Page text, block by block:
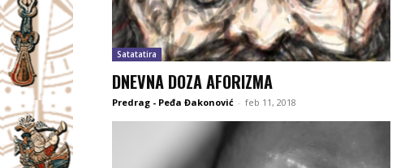
Satatatira
DNEVNA DOZA AFORIZMA
Predrag - Peđa Đakonović - feb 11, 2018